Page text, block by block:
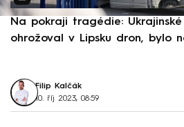
Na pokraji tragédie:
ohrožoval v Lipsku dron, bylo
Filip Kalčák
10. říj 2023, 08:59